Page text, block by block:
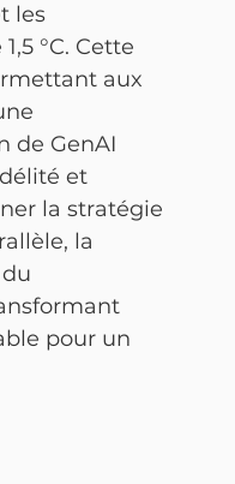
les
°C. Cette
aux
de GenAI
et
la stratégie
la
pour un